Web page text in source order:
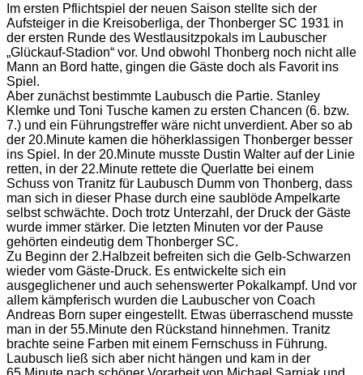
Im ersten Pflichtspiel der neuen Saison stellte sich der
Aufsteiger in die Kreisoberliga, der Thonberger SC 1931 in
der ersten Runde des Westlausitzpokals im Laubuscher
„Glückauf-Stadion“ vor. Und obwohl Thonberg noch nicht alle
Mann an Bord hatte, gingen die Gäste doch als Favorit ins
Spiel.
Aber zunächst bestimmte Laubusch die Partie. Stanley
Klemke und Toni Tusche kamen zu ersten Chancen (6. bzw.
7.) und ein Führungstreffer wäre nicht unverdient. Aber so ab
der 20.Minute kamen die höherklassigen Thonberger besser
ins Spiel. In der 20.Minute musste Dustin Walter auf der Linie
retten, in der 22.Minute rettete die Querlatte bei einem
Schuss von Tranitz für Laubusch Dumm von Thonberg, dass
man sich in dieser Phase durch eine saublöde Ampelkarte
selbst schwächte. Doch trotz Unterzahl, der Druck der Gäste
wurde immer stärker. Die letzten Minuten vor der Pause
gehörten eindeutig dem Thonberger SC.
Zu Beginn der 2.Halbzeit befreiten sich die Gelb-Schwarzen
wieder vom Gäste-Druck. Es entwickelte sich ein
ausgeglichener und auch sehenswerter Pokalkampf. Und vor
allem kämpferisch wurden die Laubuscher von Coach
Andreas Born super eingestellt. Etwas überraschend musste
man in der 55.Minute den Rückstand hinnehmen. Tranitz
brachte seine Farben mit einem Fernschuss in Führung.
Laubusch ließ sich aber nicht hängen und kam in der